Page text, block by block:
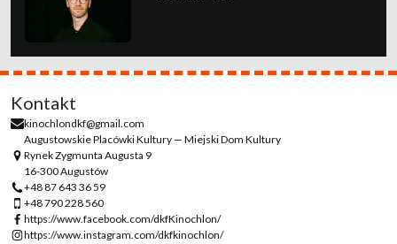
Kontakt
kinochlondkf@gmail.com
Augustowskie Placówki Kultury — Miejski Dom Kultury
Rynek Zygmunta Augusta 9
16-300 Augustów
+48 87 643 36 59
+48 790 228 560
https://www.facebook.com/dkfKinochlon/
https://www.instagram.com/dkfkinochlon/